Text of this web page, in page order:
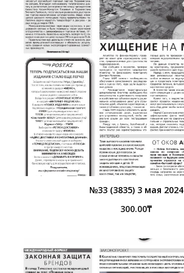
№33 (3835) 3 мая 2024
300.00₸